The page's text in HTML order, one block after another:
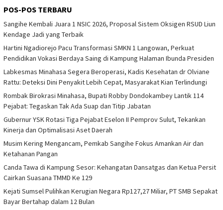
POS-POS TERBARU
Sangihe Kembali Juara 1 NSIC 2026, Proposal Sistem Oksigen RSUD Liun
Kendage Jadi yang Terbaik
Hartini Ngadiorejo Pacu Transformasi SMKN 1 Langowan, Perkuat
Pendidikan Vokasi Berdaya Saing di Kampung Halaman Ibunda Presiden
Labkesmas Minahasa Segera Beroperasi, Kadis Kesehatan dr Olviane
Rattu: Deteksi Dini Penyakit Lebih Cepat, Masyarakat Kian Terlindungi
Rombak Birokrasi Minahasa, Bupati Robby Dondokambey Lantik 114
Pejabat: Tegaskan Tak Ada Suap dan Titip Jabatan
Gubernur YSK Rotasi Tiga Pejabat Eselon II Pemprov Sulut, Tekankan
Kinerja dan Optimalisasi Aset Daerah
Musim Kering Mengancam, Pemkab Sangihe Fokus Amankan Air dan
Ketahanan Pangan
Canda Tawa di Kampung Sesor: Kehangatan Dansatgas dan Ketua Persit
Cairkan Suasana TMMD Ke 129
Kejati Sumsel Pulihkan Kerugian Negara Rp127,27 Miliar, PT SMB Sepakat
Bayar Bertahap dalam 12 Bulan